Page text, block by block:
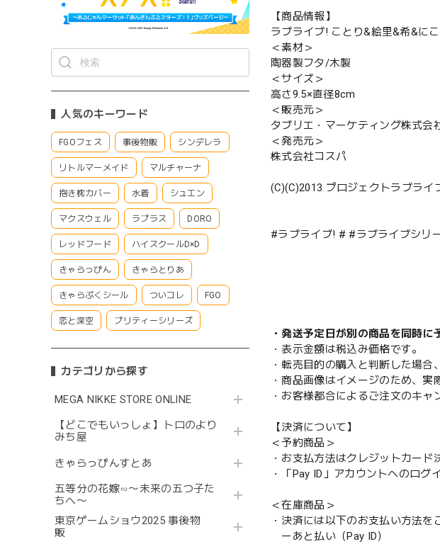
人気のキーワード
FGOフェス 事後物販 シンデレラ
リトルマーメイド マルチャーナ
抱き枕カバー 水着 シュエン
マクスウェル ラプラス DORO
レッドフード ハイスクールD×D
きゃらっぴん きゃらとりあ
きゃらぷくシール ついコレ FGO
恋と深空 プリティーシリーズ
カテゴリから探す
MEGA NIKKE STORE ONLINE
【どこでもいっしょ】トロのより
みち屋
きゃらっぴんすとあ
五等分の花嫁∽〜未来の五つ子た
ちへ〜
東京ゲームショウ2025 事後物
販
【商品情報】
ラブライブ! ことり&絵里&希&に
＜素材＞
陶器製フタ/木製
＜サイズ＞
高さ9.5×直径8cm
＜販売元＞
タブリエ・マーケティング株式会
＜発売元＞
株式会社コスパ
(C)(C)2013 プロジェクトラブライ
#ラブライブ! # #ラブライブシ
・発送予定日が別の商品を同時
・表示金額は税込み価格です。
・転売目的の購入と判断した場合
・商品画像はイメージのため、実
・お客様都合によるご注文のキャ
【決済について】
＜予約商品＞
・お支払方法はクレジットカード
・「Pay ID」アカウントへのログ
＜在庫商品＞
・決済には以下のお支払い方法を
ーあと払い（Pay ID）